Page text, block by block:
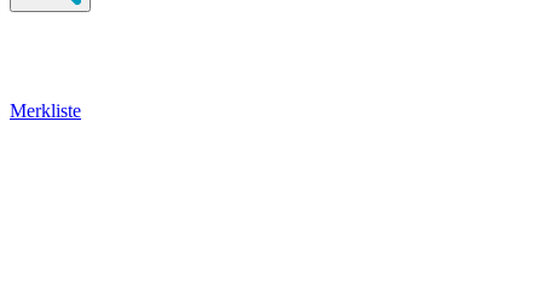
Merkliste